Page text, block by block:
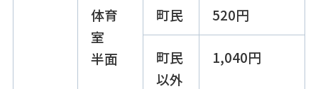
体育
室
半面
町民 520円
町民
以外
1,040円